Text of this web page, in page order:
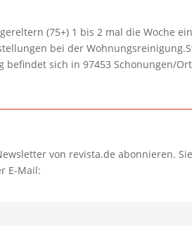
(75+) 1 bis 2 mal die Woche
bei der
befindet sich in 97453 Schonungen/
von revista.de abonnieren.
E-Mail: